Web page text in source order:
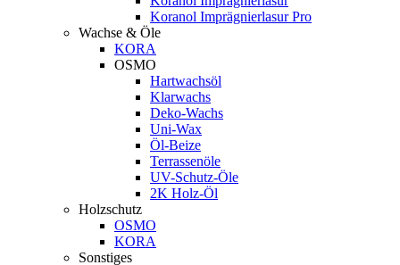
Koranol Imprägnierlasur Pro
Wachse & Öle
KORA
OSMO
Hartwachsöl
Klarwachs
Deko-Wachs
Uni-Wax
Öl-Beize
Terrassenöle
UV-Schutz-Öle
2K Holz-Öl
Holzschutz
OSMO
KORA
Sonstiges